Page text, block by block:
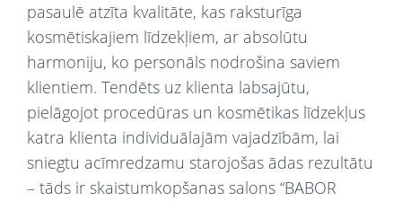
pasaulē atzīta kvalitāte, kas raksturīga
kosmētiskajiem līdzekļiem, ar absolūtu
harmoniju, ko personāls nodrošina saviem
klientiem. Tendēts uz klienta labsajūtu,
pielāgojot procedūras un kosmētikas līdzekļus
katra klienta individuālajām vajadzībām, lai
sniegtu acīmredzamu starojošas ādas rezultātu
– tāds ir skaistumkopšanas salons “BABOR